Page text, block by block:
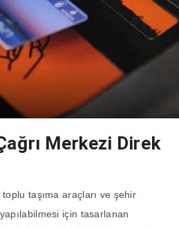
Merkezi Direk
toplu taşıma araçları ve şehir
için tasarlanan